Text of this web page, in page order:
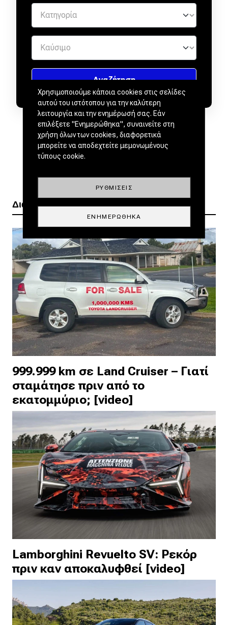
Διαβάστε ακόμα
999.999 km σε Land Cruiser – Γιατί
σταμάτησε πριν από το
εκατομμύριο; [video]
Lamborghini Revuelto SV: Ρεκόρ
πριν καν αποκαλυφθεί [video]
Χρησιμοποιούμε κάποια cookies στις σελίδες
αυτού του ιστότοπου για την καλύτερη
λειτουργία και την ενημέρωσή σας. Εάν
επιλέξετε "Ενημερώθηκα", συναινείτε στη
χρήση όλων των cookies, διαφορετικά
μπορείτε να αποδεχτείτε μεμονωμένους
τύπους cookie.
ΡΥΘΜΊΣΕΙΣ
ΕΝΗΜΕΡΏΘΗΚΑ